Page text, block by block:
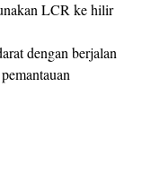
LCR ke hilir
dengan berjalan